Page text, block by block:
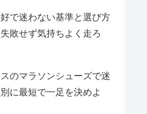
で迷わない基準と選び方
敗せず気持ちよく走ろ
のマラソンシューズで迷
に最短で一足を決めよ